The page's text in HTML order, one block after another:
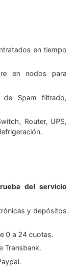
en tiempo
en nodos para
Spam filtrado,
Router, UPS,
del servicio
y depósitos
0 a 24 cuotas.
Transbank.